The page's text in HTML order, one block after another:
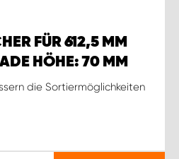
FÜR 612,5 MM
HÖHE: 70 MM
die Sortiermöglichkeiten